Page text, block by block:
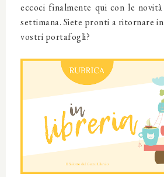
eccoci finalmente qui con le
settimana. Siete pronti a ritornare
vostri portafogli?